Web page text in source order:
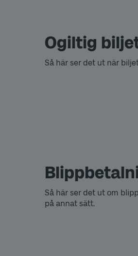
Ogiltig
Så här ser det ut när
Så här ser det ut om
på annat sätt.